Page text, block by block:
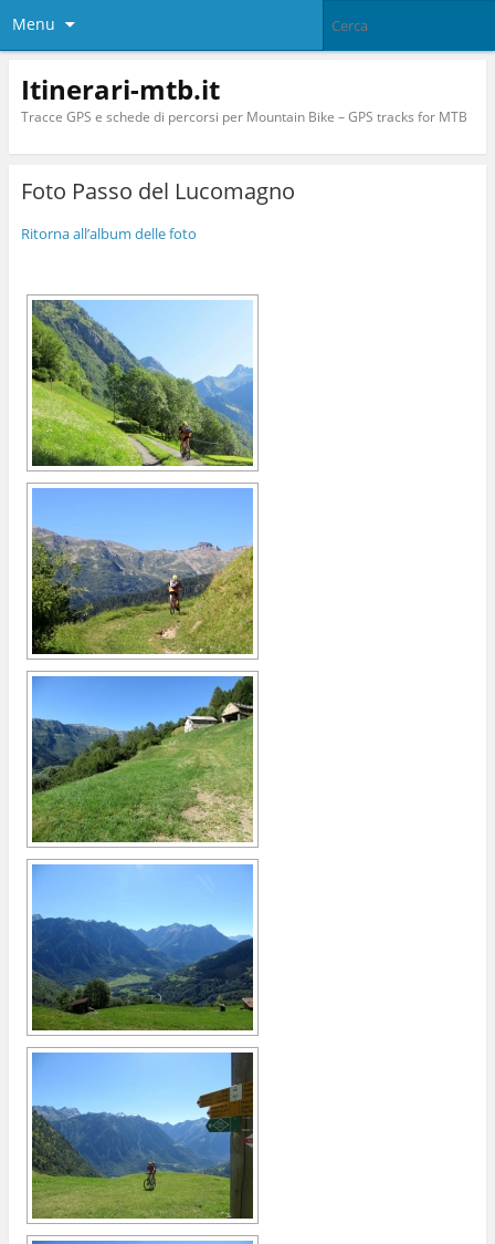
Menu
Itinerari-mtb.it
Tracce GPS e schede di percorsi per Mountain Bike – GPS tracks for MTB
Foto Passo del Lucomagno
Ritorna all’album delle foto